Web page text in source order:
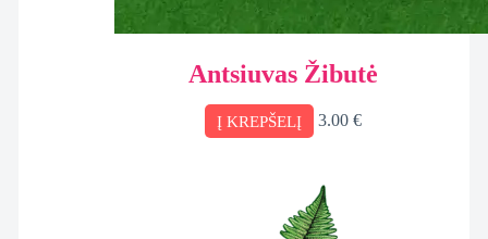
Antsiuvas Žibutė
Į KREPŠELĮ 3.00€